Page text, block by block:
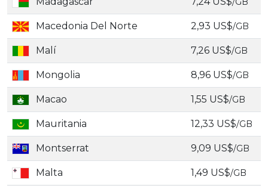
Macedonia Del Norte 2,93 US$/GB
Malí 7,26 US$/GB
Mongolia 8,96 US$/GB
Macao 1,55 US$/GB
Mauritania 12,33 US$/GB
Montserrat 9,09 US$/GB
Malta 1,49 US$/GB